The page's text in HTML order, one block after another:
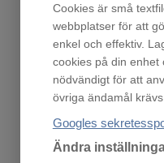
Cookies är små
webbplatser för att
enkel och effektiv.
cookies på din enhet
nödvändigt för att
övriga ändamål
Googles
Ändra
Ack.paket AP-50/M5
Finns i lager!
650 :-